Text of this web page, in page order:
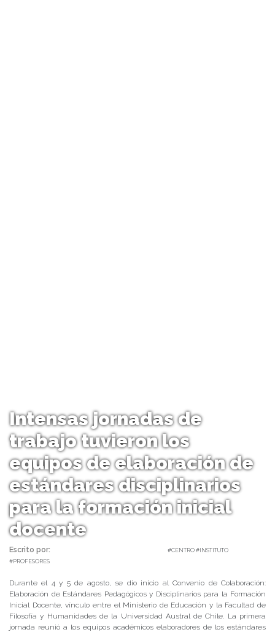
Intensas jornadas de
trabajo tuvieron los
equipos de elaboración de
estándares disciplinarios
para la formación inicial
docente
Escrito por:
#CENTRO #INSTITUTO
#PROFESORES
Durante el 4 y 5 de agosto, se dio inicio al Convenio de Colaboración:
Elaboración de Estándares Pedagógicos y Disciplinarios para la Formación
Inicial Docente, vínculo entre el Ministerio de Educación y la Facultad de
Filosofía y Humanidades de la Universidad Austral de Chile. La primera
jornada reunió a los equipos académicos elaboradores de los estándares